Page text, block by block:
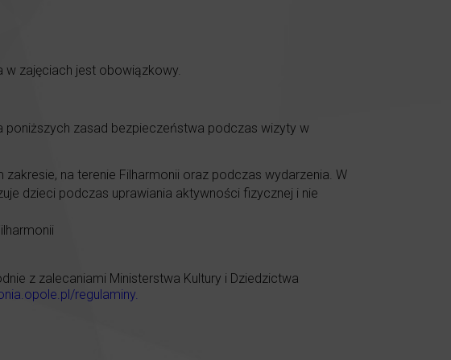
w zajęciach jest obowiązkowy.
poniższych zasad bezpieczeństwa podczas wizyty w
na terenie Filharmonii oraz podczas wydarzenia. W
dzieci podczas uprawiania aktywności fizycznej i nie
z zalecaniami Ministerstwa Kultury i Dziedzictwa
regulaminy.